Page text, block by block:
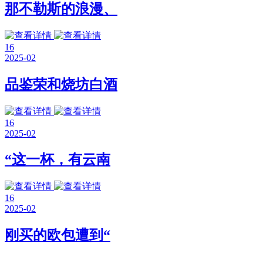
那不勒斯的浪漫、
16
2025-02
品鉴荣和烧坊白酒
16
2025-02
“这一杯，有云南
16
2025-02
刚买的欧包遭到“